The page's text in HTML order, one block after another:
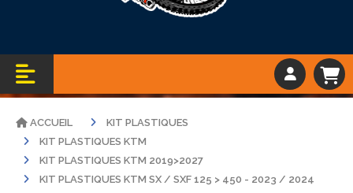
ACCUEIL
KIT PLASTIQUES
KIT PLASTIQUES KTM
KIT PLASTIQUES KTM 2019>2027
KIT PLASTIQUES KTM SX / SXF 125 > 450 - 2023 / 2024